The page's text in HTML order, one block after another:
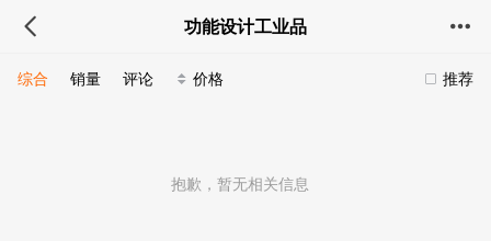
功能设计工业品
推荐
综合 销量 评论 价格
抱歉，暂无相关信息